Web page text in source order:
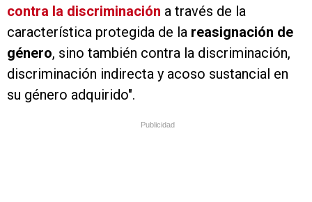
contra la discriminación a través de la
característica protegida de la reasignación de
género, sino también contra la discriminación,
discriminación indirecta y acoso sustancial en
su género adquirido".
Publicidad